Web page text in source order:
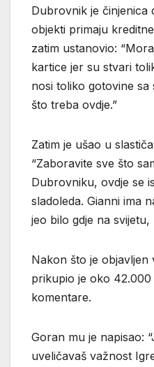
Dubrovnik je činjenica
objekti primaju
zatim ustanovio:
kartice jer su stvari
nosi toliko gotovine
što treba ovdje.”
Zatim je ušao u
“Zaboravite sve što
Dubrovniku, ovdje se
sladoleda. Gianni ima
jeo bilo gdje na svijetu,
Nakon što je objavljen
prikupio je oko
komentare.
Goran mu je napisao:
uveličavaš važnost